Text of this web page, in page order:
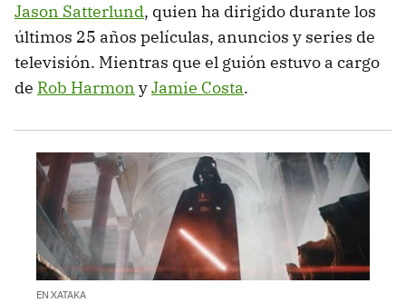
Jason Satterlund, quien ha dirigido durante los
últimos 25 años películas, anuncios y series de
televisión. Mientras que el guión estuvo a cargo
de Rob Harmon yJamie Costa.
EN XATAKA